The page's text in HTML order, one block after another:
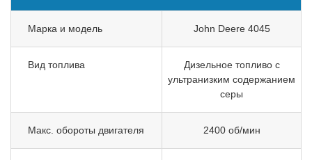
Марка и модель John Deere 4045
Вид топлива
Дизельное топливо с
ультранизким содержанием
серы
Макс. обороты двигателя 2400 об/мин